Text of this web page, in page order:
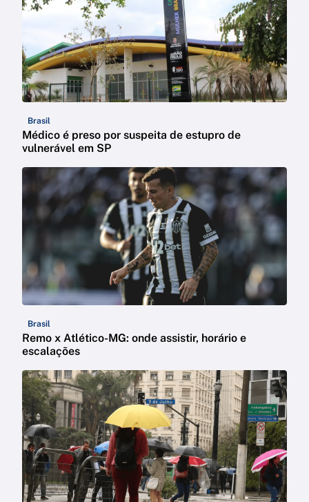
Brasil
Médico é preso por suspeita de estupro de
vulnerável em SP
Brasil
Remo x Atlético-MG: onde assistir, horário e
escalações